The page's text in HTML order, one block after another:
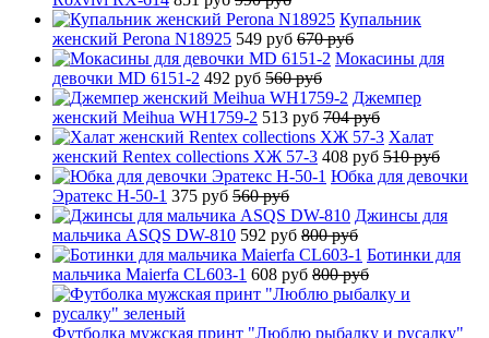
Купальник
женский Perona N18925 549 руб 670 руб
Мокасины для
девочки MD 6151-2 492 руб 560 руб
Джемпер
женский Meihua WH1759-2 513 руб 704 руб
Халат
женский Rentex collections ХЖ 57-3 408 руб 510 руб
Юбка для девочки
Эратекс H-50-1 375 руб 560 руб
Джинсы для
мальчика ASQS DW-810 592 руб 800 руб
Ботинки для
мальчика Maierfa CL603-1 608 руб 800 руб
Футболка мужская принт "Люблю рыбалку и русалку"